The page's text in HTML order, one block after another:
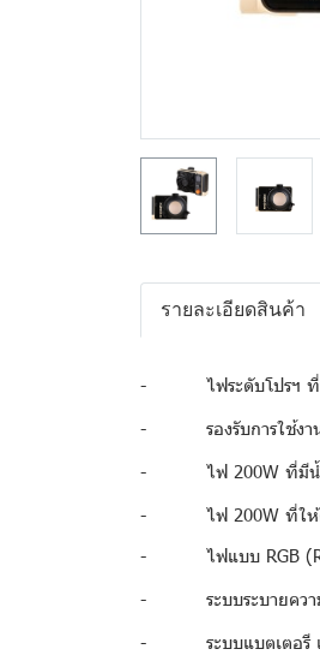
รายละเอียดสินค้า
- ไฟระดับโปรฯ ที่มีคว
- รองรับการใช้งานทุก
- ไฟ 200W ที่มีน้ำหนัก
- ไฟ 200W ที่ให้ความ
- ไฟแบบ RGB (Red /
- ระบบระบายความร้อ
- ระบบแบตเตอรี แบบ